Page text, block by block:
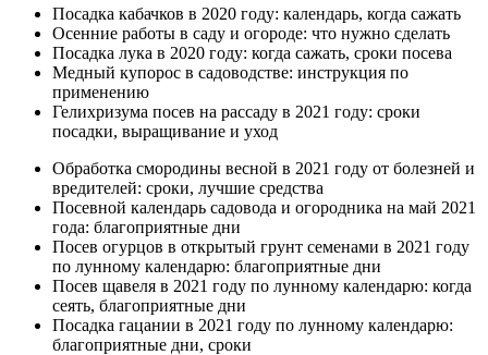
Посадка кабачков в 2020 году: календарь, когда сажать
Осенние работы в саду и огороде: что нужно сделать
Посадка лука в 2020 году: когда сажать, сроки посева
Медный купорос в садоводстве: инструкция по
применению
Гелихризума посев на рассаду в 2021 году: сроки
посадки, выращивание и уход
Обработка смородины весной в 2021 году от болезней и
вредителей: сроки, лучшие средства
Посевной календарь садовода и огородника на май 2021
года: благоприятные дни
Посев огурцов в открытый грунт семенами в 2021 году
по лунному календарю: благоприятные дни
Посев щавеля в 2021 году по лунному календарю: когда
сеять, благоприятные дни
Посадка гацании в 2021 году по лунному календарю:
благоприятные дни, сроки